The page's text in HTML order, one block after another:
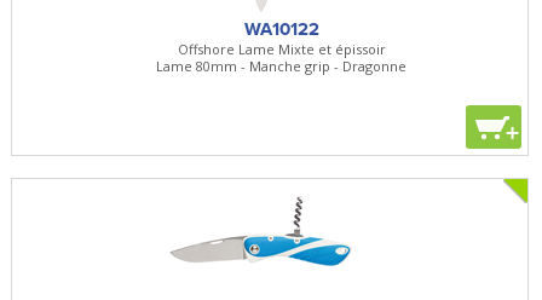
WA10122
Offshore Lame Mixte et épissoir
Lame 80mm - Manche grip - Dragonne
+